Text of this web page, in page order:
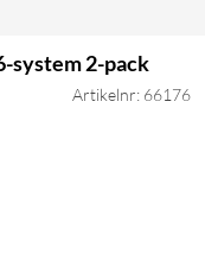
system 2-pack
Artikelnr: 66176